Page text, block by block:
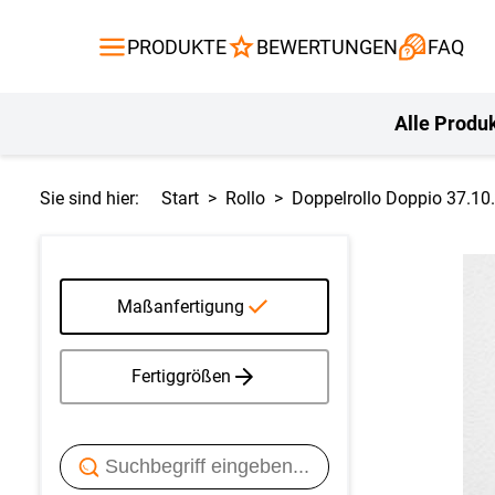
PRODUKTE BEWERTUNGEN FAQ
Alle
Gardinen
Sie sind hier: Start Rollo Doppelrollo Doppio
Maßanfertigung
Fertiggrößen